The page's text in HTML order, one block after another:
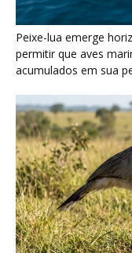
Seriema utiliza
rochas para subjugar